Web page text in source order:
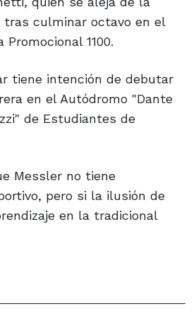
tras culminar octavo en el
1100.
tiene intención de debutar
en el Autódromo "Dante
de Estudiantes de
Messler no tiene
pero si la ilusión de
en la tradicional